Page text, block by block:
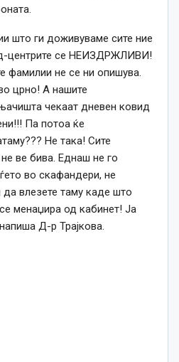
што ги доживуваме сите ние
центрите се НЕИЗДРЖЛИВИ!
фамилии не се ни опишува.
црно! А нашите
чекаат дневен ковид
Па потоа ќе
Не така! Сите
ве бива. Еднаш не го
во скафандери, не
да влезете таму каде што
менаџира од кабинет! Ја
Д-р Трајкова.